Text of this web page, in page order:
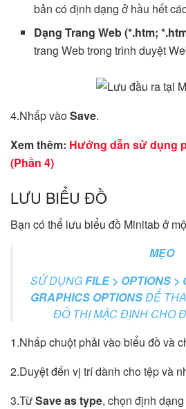
bản có định dạng ở hầu hết
Dạng Trang Web (*.htm;
trang Web trong trình duyệt
4.Nhấp vàoSave.
Xem thêm: Hướng dẫn sử dụng
(Phần 4)
LƯU BIỂU ĐỒ
Bạn có thể lưu biểu đồ Minitab ở
MẸO
SỬ DỤNGFILE > OPTIONS >
GRAPHICS OPTIONSĐỂ
ĐỒ THỊ MẶC ĐỊNH CHO
1.Nhấp chuột phải vào biểu đồ và
2.Duyệt đến vị trí dành cho tệp và
3.TừSave as type, chọn định dạng